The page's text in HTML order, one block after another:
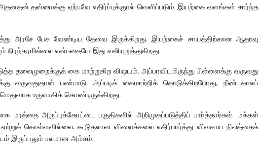
அதனதன் தன்மைக்கு ஏற்பவே எதிர்ப்புக்குரல் வெளிப்படும். இயற்கை வளங்கள் சார்ந்த
அரசே பேச வேண்டிய தேவை இருக்கிறது. இயற்கைச் சாயத்திற்கான ஆதரவு
நிரந்தரமில்லை என்பதையே இது வலியுறுத்துகிறது.
தலைமுறைக்குக் கை மாற்றுகிற விஷயம். அப்பாவிடமிருந்து பிள்ளைக்கு வருவது
வருவதுதான் பண்பாடு. அப்படிக் கைமாற்றிக் கொடுக்கிறபோது, நீண்டகாலப்
உருவாகிக் கொண்டிருக்கிறது.
மரத்தை அருப்புக்கோட்டை பகுதிகளில் அறிமுகப்படுத்திப் பார்த்தார்கள். மக்கள்
கொள்ளவில்லை. கூடுதலான விளைச்சலை எதிர்பார்த்து விவசாய நிலத்தைக்
இருப்பதும் பலமான அம்சம்.